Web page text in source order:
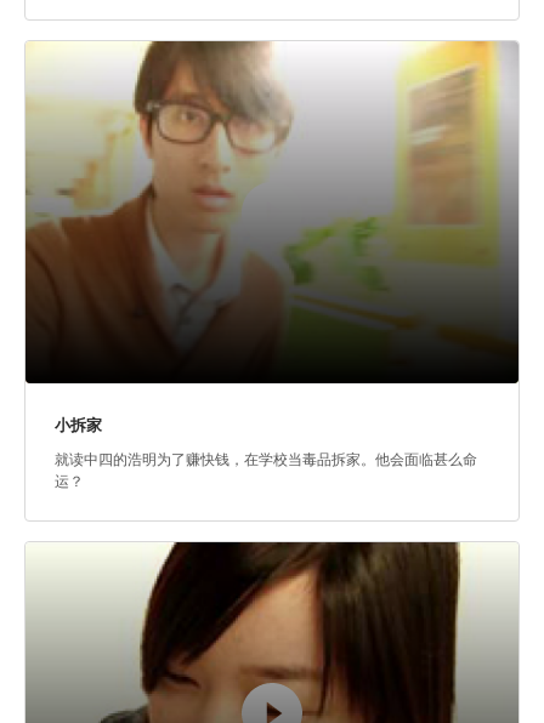
小拆家
就读中四的浩明为了赚快钱，在学校当毒品拆家。他会面临甚么命
运？